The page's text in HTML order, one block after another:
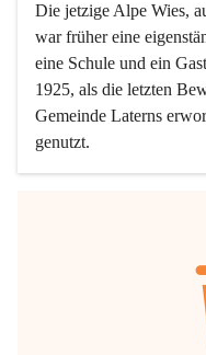
Die jetzige Alpe Wies,
war früher eine
eine Schule und ein
1925, als die letzten
Gemeinde Laterns
genutzt.